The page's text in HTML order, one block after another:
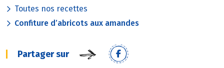
Toutes nos recettes
Confiture d’abricots aux amandes
Partager sur